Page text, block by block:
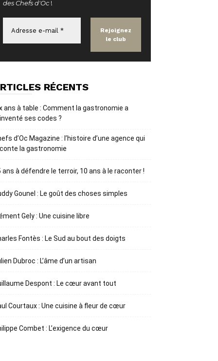
des Chefs d'Oc !
RÉCENTS
ans à table : Comment la gastronomie a
ses codes ?
d’Oc Magazine : l’histoire d’une agence qui
la gastronomie
ans à défendre le terroir, 10 ans à le raconter !
Gounel : Le goût des choses simples
Gely : Une cuisine libre
Fontès : Le Sud au bout des doigts
Dubroc : L’âme d’un artisan
Despont : Le cœur avant tout
Courtaux : Une cuisine à fleur de cœur
Combet : L’exigence du cœur